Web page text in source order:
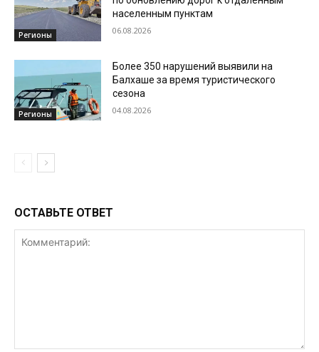
Регионы
населенным пунктам
06.08.2026
Регионы
Более 350 нарушений выявили на
Балхаше за время туристического
сезона
04.08.2026
ОСТАВЬТЕ ОТВЕТ